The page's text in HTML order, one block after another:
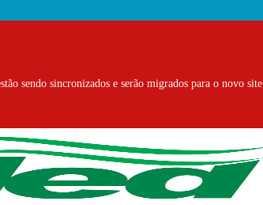
sendo sincronizados e serão migrados para o novo site.